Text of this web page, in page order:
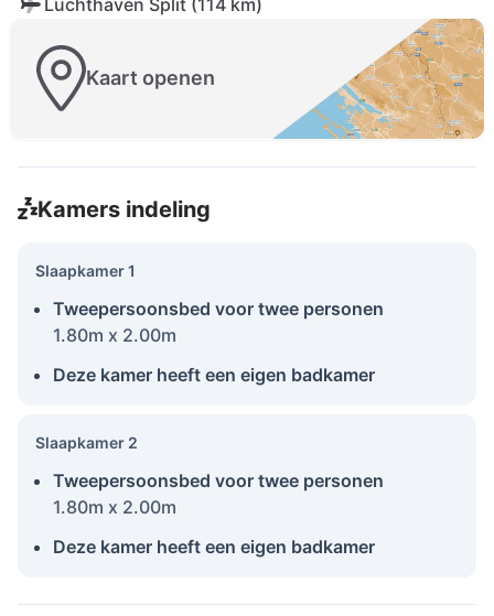
Luchthaven Split (114 km)
Kaart openen
Kamers indeling
Slaapkamer 1
Tweepersoonsbed voor twee personen
1.80m x 2.00m
Deze kamer heeft een eigen badkamer
Slaapkamer 2
Tweepersoonsbed voor twee personen
1.80m x 2.00m
Deze kamer heeft een eigen badkamer